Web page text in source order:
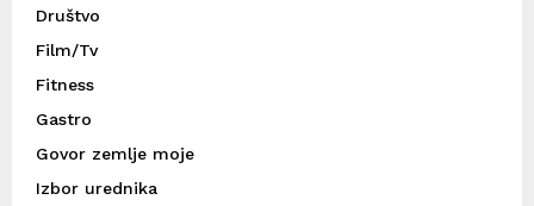
Društvo
Film/Tv
Fitness
Gastro
Govor zemlje moje
Izbor urednika